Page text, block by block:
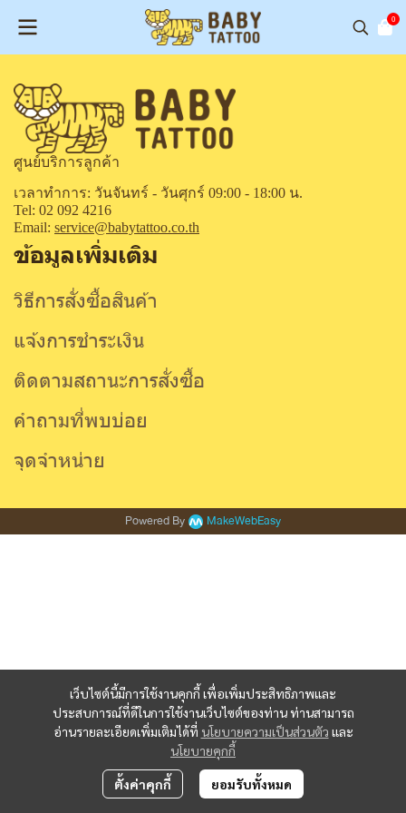
0
เว็บไซต์นี้มีการใช้งานคุกกี้ เพื่อเพิ่มประสิทธิภาพและ
ประสบการณ์ที่ดีในการใช้งานเว็บไซต์ของท่าน ท่านสามารถ
อ่านรายละเอียดเพิ่มเติมได้ที่ นโยบายความเป็นส่วนตัว และ
นโยบายคุกกี้
ตั้งค่าคุกกี้ ยอมรับทั้งหมด
ศูนย์บริการลูกค้า
เวลาทำการ: วันจันทร์ - วันศุกร์ 09:00 - 18:00 น.
Tel: 02 092 4216
Email: service@babytattoo.co.th
ข้อมูลเพิ่มเติม
วิธีการสั่งซื้อสินค้า
แจ้งการชำระเงิน
ติดตามสถานะการสั่งซื้อ
คำถามที่พบบ่อย
จุดจำหน่าย
Powered By MakeWebEasy